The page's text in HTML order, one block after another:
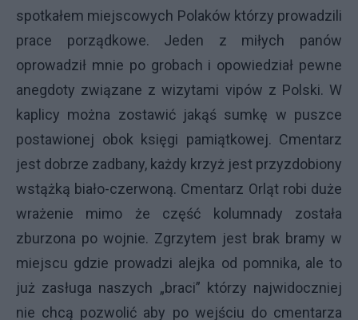
spotkałem miejscowych Polaków którzy prowadzili
prace porządkowe. Jeden z miłych panów
oprowadził mnie po grobach i opowiedział pewne
anegdoty związane z wizytami vipów z Polski. W
kaplicy można zostawić jakąś sumkę w puszce
postawionej obok księgi pamiątkowej. Cmentarz
jest dobrze zadbany, każdy krzyż jest przyzdobiony
wstążką biało-czerwoną. Cmentarz Orląt robi duże
wrażenie mimo że część kolumnady została
zburzona po wojnie. Zgrzytem jest brak bramy w
miejscu gdzie prowadzi alejka od pomnika, ale to
już zasługa naszych „braci” którzy najwidoczniej
nie chcą pozwolić aby po wejściu do cmentarza